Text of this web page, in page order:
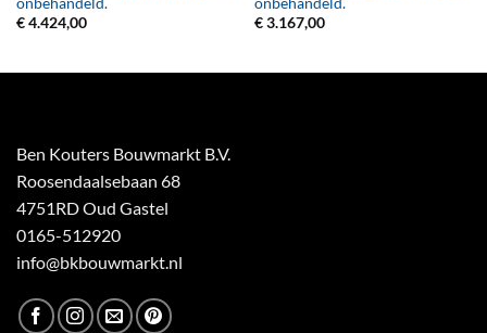
€4.424,00
€3.167,00
Ben Kouters Bouwmarkt B.V.
Roosendaalsebaan 68
4751RD Oud Gastel
0165-512920
info@bkbouwmarkt.nl